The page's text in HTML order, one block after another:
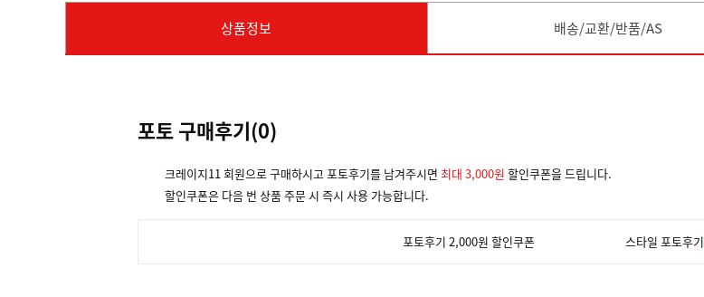
상품정보 배송/교환/반품/AS
포토 구매후기(0)
크레이지11 회원으로 구매하시고 포토후기를 남겨주시면 최대 3,000원 할인쿠폰을 드립니다.
할인쿠폰은 다음 번 상품 주문 시 즉시 사용 가능합니다.
포토후기 2,000원 할인쿠폰 스타일 포토후기